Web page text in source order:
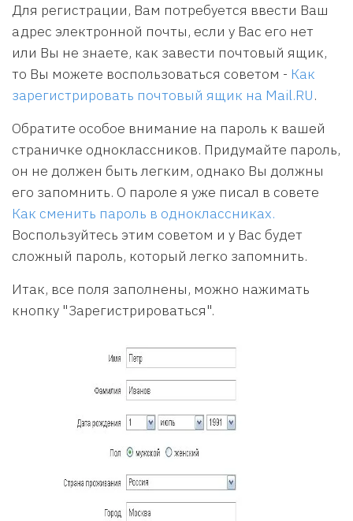
Для регистрации, Вам потребуется ввести Ваш
адрес электронной почты, если у Вас его нет
или Вы не знаете, как завести почтовый ящик,
то Вы можете воспользоваться советом - Как
зарегистрировать почтовый ящик на Mail.RU.
Обратите особое внимание на пароль к вашей
страничке одноклассников. Придумайте пароль,
он не должен быть легким, однако Вы должны
его запомнить. О пароле я уже писал в совете
Как сменить пароль в одноклассниках.
Воспользуйтесь этим советом и у Вас будет
сложный пароль, который легко запомнить.
Итак, все поля заполнены, можно нажимать
кнопку "Зарегистрироваться".